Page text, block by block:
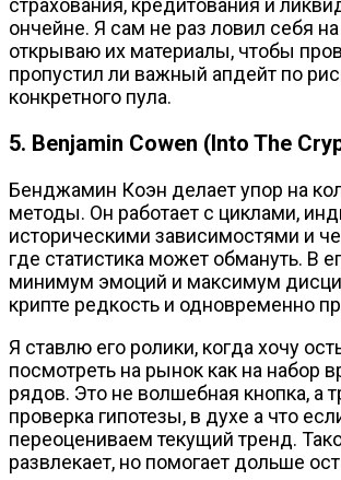
страхования, кредитования и
ончейне. Я сам не раз ловил себя
открываю их материалы, чтобы
пропустил ли важный апдейт по
конкретного пула.
5. Benjamin Cowen (Into The
Бенджамин Коэн делает упор на
методы. Он работает с циклами,
историческими зависимостями и
где статистика может обмануть. В
минимум эмоций и максимум
крипте редкость и одновременно
Я ставлю его ролики, когда хочу
посмотреть на рынок как на набор
рядов. Это не волшебная кнопка, а
проверка гипотезы, в духе а что
переоцениваем текущий тренд.
развлекает, но помогает дольше